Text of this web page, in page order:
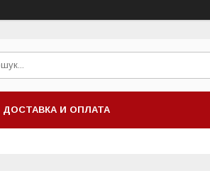
ДОСТАВКА И ОПЛАТА